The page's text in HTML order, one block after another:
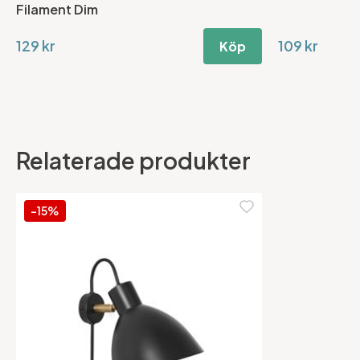
Filament Dim
129 kr Köp 109 kr
Relaterade produkter
-15%